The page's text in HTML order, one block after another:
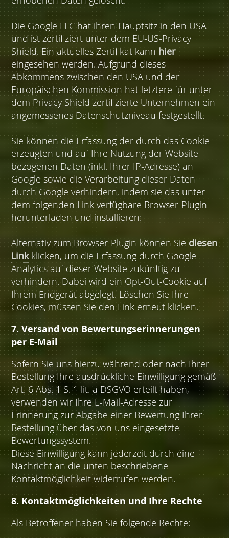
Die Google LLC hat ihren Hauptsitz in den USA
und ist zertifiziert unter dem EU-US-Privacy
Shield. Ein aktuelles Zertifikat kann hier
eingesehen werden. Aufgrund dieses
Abkommens zwischen den USA und der
Europäischen Kommission hat letztere für unter
dem Privacy Shield zertifizierte Unternehmen ein
angemessenes Datenschutzniveau festgestellt.
Sie können die Erfassung der durch das Cookie
erzeugten und auf Ihre Nutzung der Website
bezogenen Daten (inkl. Ihrer IP-Adresse) an
Google sowie die Verarbeitung dieser Daten
durch Google verhindern, indem sie das unter
dem folgenden Link verfügbare Browser-Plugin
herunterladen und installieren:
Alternativ zum Browser-Plugin können Sie diesen
Linkklicken, um die Erfassung durch Google
Analytics auf dieser Website zukünftig zu
verhindern. Dabei wird ein Opt-Out-Cookie auf
Ihrem Endgerät abgelegt. Löschen Sie Ihre
Cookies, müssen Sie den Link erneut klicken.
7. Versand von Bewertungserinnerungen
per E-Mail
Sofern Sie uns hierzu während oder nach Ihrer
Bestellung Ihre ausdrückliche Einwilligung gemäß
Art. 6 Abs. 1 S. 1 lit. a DSGVO erteilt haben,
verwenden wir Ihre E-Mail-Adresse zur
Erinnerung zur Abgabe einer Bewertung Ihrer
Bestellung über das von uns eingesetzte
Bewertungssystem.
Diese Einwilligung kann jederzeit durch eine
Nachricht an die unten beschriebene
Kontaktmöglichkeit widerrufen werden.
8. Kontaktmöglichkeiten und Ihre Rechte
Als Betroffener haben Sie folgende Rechte: